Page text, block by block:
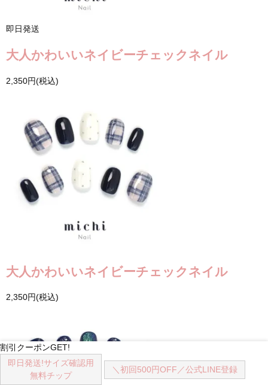
即日発送
大人かわいいネイビーチェックネイル
2,350円(税込)
大人かわいいネイビーチェックネイル
2,350円(税込)
割引クーポンGET!
即日発送!サイズ確認用
無料チップ
＼初回500円OFF／公式LINE登録